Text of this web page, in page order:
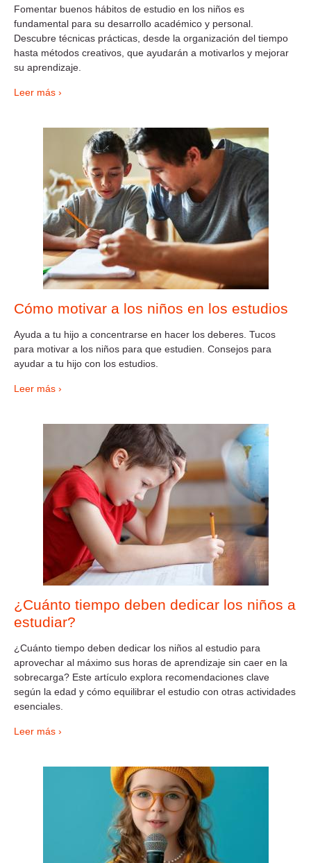
Fomentar buenos hábitos de estudio en los niños es
fundamental para su desarrollo académico y personal.
Descubre técnicas prácticas, desde la organización del tiempo
hasta métodos creativos, que ayudarán a motivarlos y mejorar
su aprendizaje.
Leer más ›
Cómo motivar a los niños en los estudios
Ayuda a tu hijo a concentrarse en hacer los deberes. Tucos
para motivar a los niños para que estudien. Consejos para
ayudar a tu hijo con los estudios.
Leer más ›
¿Cuánto tiempo deben dedicar los niños a
estudiar?
¿Cuánto tiempo deben dedicar los niños al estudio para
aprovechar al máximo sus horas de aprendizaje sin caer en la
sobrecarga? Este artículo explora recomendaciones clave
según la edad y cómo equilibrar el estudio con otras actividades
esenciales.
Leer más ›